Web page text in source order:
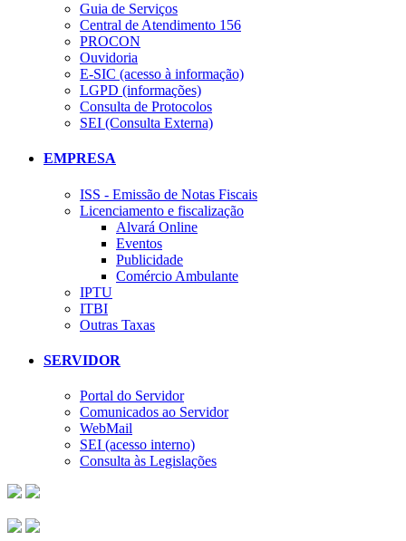
Guia de Serviços
Central de Atendimento 156
PROCON
Ouvidoria
E-SIC (acesso à informação)
LGPD (informações)
Consulta de Protocolos
SEI (Consulta Externa)
EMPRESA
ISS - Emissão de Notas Fiscais
Licenciamento e fiscalização
Alvará Online
Eventos
Publicidade
Comércio Ambulante
IPTU
ITBI
Outras Taxas
SERVIDOR
Portal do Servidor
Comunicados ao Servidor
WebMail
SEI (acesso interno)
Consulta às Legislações